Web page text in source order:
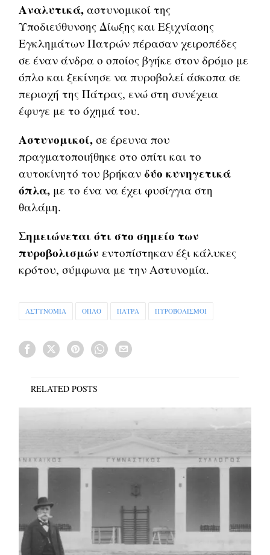
Αναλυτικά,αστυνομικοί της
Υποδιεύθυνσης Δίωξης και Εξιχνίασης
Εγκλημάτων Πατρών πέρασαν χειροπέδες
σε έναν άνδρα ο οποίος βγήκε στον δρόμο με
όπλο και ξεκίνησε να πυροβολεί άσκοπα σε
περιοχή της Πάτρας, ενώ στη συνέχεια
έφυγε με το όχημά του.
Αστυνομικοί, σε έρευνα που
πραγματοποιήθηκε στο σπίτι και το
αυτοκίνητό του βρήκανδύο κυνηγετικά
όπλα, με το ένα να έχει φυσίγγια στη
θαλάμη.
Σημειώνεται ότι στο σημείο των
πυροβολισμώνεντοπίστηκαν έξι κάλυκες
κρότου, σύμφωνα με την Αστυνομία.
ΑΣΤΥΝΟΜΙΑ ΟΠΛΟ ΠΑΤΡΑ ΠΥΡΟΒΟΛΙΣΜΟΙ
RELATED POSTS